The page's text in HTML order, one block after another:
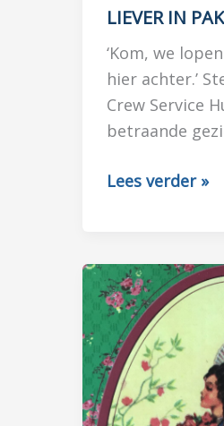
LIEVER IN
‘Kom, we
hier achter.’
Crew Service
betraande
LIEVER
IN
PYJAMA
Lees verder »